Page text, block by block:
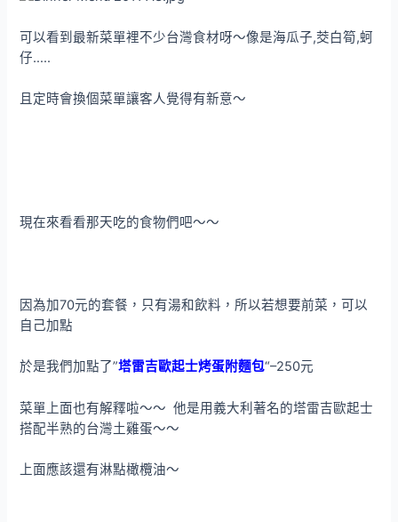
可以看到最新菜單裡不少台灣食材呀～像是海瓜子,茭白筍,蚵
仔…..
且定時會換個菜單讓客人覺得有新意～
現在來看看那天吃的食物們吧～～
因為加70元的套餐，只有湯和飲料，所以若想要前菜，可以
自己加點
於是我們加點了”塔雷吉歐起士烤蛋附麵包“–250元
菜單上面也有解釋啦～～ 他是用義大利著名的塔雷吉歐起士
搭配半熟的台灣土雞蛋～～
上面應該還有淋點橄欖油～